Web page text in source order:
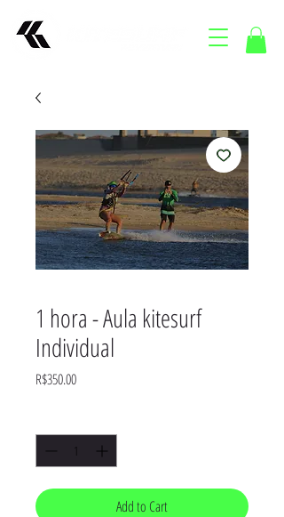
1 hora - Aula kitesurf
Individual
R$350.00Price
Add to Cart